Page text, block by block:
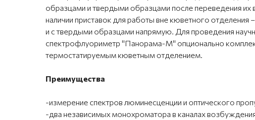
образцами и твердыми образцами после переведения их
наличии приставок для работы вне кюветного отделения
и с твердыми образцами напрямую. Для проведения
спектрофлуориметр "Панорама-М" опционально
термостатируемым кюветным отделением.
Преимущества
-измерение спектров люминесценции и оптического
-два независимых монохроматора в каналах